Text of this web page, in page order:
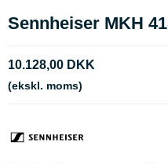
Sennheiser MKH
10.128,00 DKK
(ekskl. moms)